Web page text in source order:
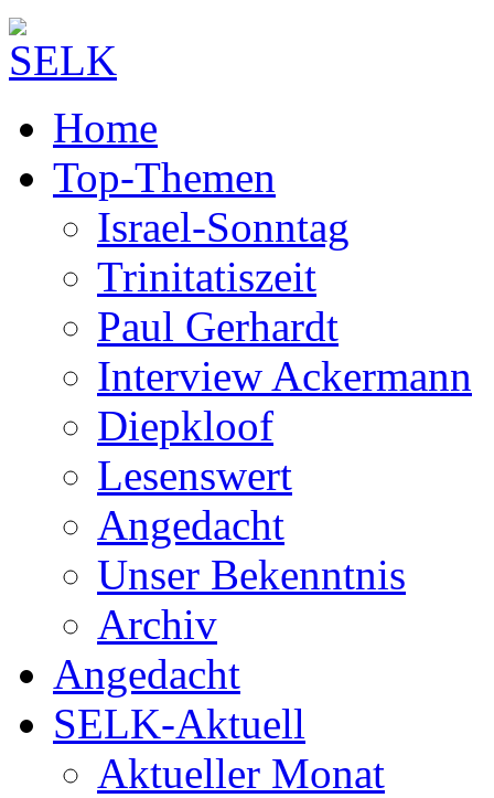
Home
Top-Themen
Israel-Sonntag
Trinitatiszeit
Paul Gerhardt
Interview Ackermann
Diepkloof
Lesenswert
Angedacht
Unser Bekenntnis
Archiv
Angedacht
SELK-Aktuell
Aktueller Monat